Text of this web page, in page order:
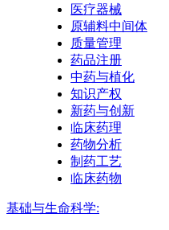
医疗器械
原辅料中间体
质量管理
药品注册
中药与植化
知识产权
新药与创新
临床药理
药物分析
制药工艺
临床药物
基础与生命科学: